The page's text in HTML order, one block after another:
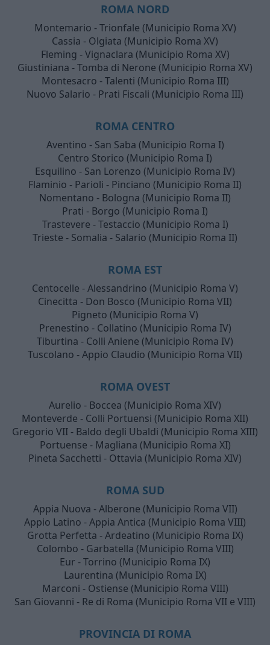
ROMA NORD
Montemario - Trionfale (Municipio Roma XV)
Cassia - Olgiata (Municipio Roma XV)
Fleming - Vignaclara (Municipio Roma XV)
Giustiniana - Tomba di Nerone (Municipio Roma XV)
Montesacro - Talenti (Municipio Roma III)
Nuovo Salario - Prati Fiscali (Municipio Roma III)
ROMA CENTRO
Aventino - San Saba (Municipio Roma I)
Centro Storico (Municipio Roma I)
Esquilino - San Lorenzo (Municipio Roma IV)
Flaminio - Parioli - Pinciano (Municipio Roma II)
Nomentano - Bologna (Municipio Roma II)
Prati - Borgo (Municipio Roma I)
Trastevere - Testaccio (Municipio Roma I)
Trieste - Somalia - Salario (Municipio Roma II)
ROMA EST
Centocelle - Alessandrino (Municipio Roma V)
Cinecitta - Don Bosco (Municipio Roma VII)
Pigneto (Municipio Roma V)
Prenestino - Collatino (Municipio Roma IV)
Tiburtina - Colli Aniene (Municipio Roma IV)
Tuscolano - Appio Claudio (Municipio Roma VII)
ROMA OVEST
Aurelio - Boccea (Municipio Roma XIV)
Monteverde - Colli Portuensi (Municipio Roma XII)
Gregorio VII - Baldo degli Ubaldi (Municipio Roma XIII)
Portuense - Magliana (Municipio Roma XI)
Pineta Sacchetti - Ottavia (Municipio Roma XIV)
ROMA SUD
Appia Nuova - Alberone (Municipio Roma VII)
Appio Latino - Appia Antica (Municipio Roma VIII)
Grotta Perfetta - Ardeatino (Municipio Roma IX)
Colombo - Garbatella (Municipio Roma VIII)
Eur - Torrino (Municipio Roma IX)
Laurentina (Municipio Roma IX)
Marconi - Ostiense (Municipio Roma VIII)
San Giovanni - Re di Roma (Municipio Roma VII e VIII)
PROVINCIA DI ROMA